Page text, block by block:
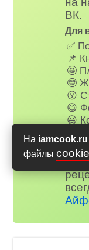
На iamcook.ru
файлы cookie
ВК.
Для
✅
📌
🤩
🤓
😗
😋
😃
Не